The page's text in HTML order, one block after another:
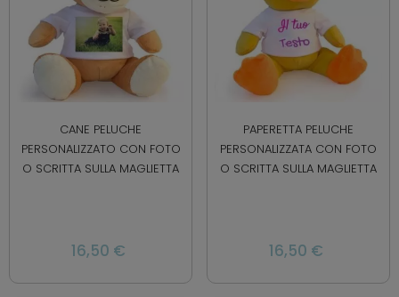
CANE PELUCHE
PERSONALIZZATO CON FOTO
O SCRITTA SULLA MAGLIETTA
16,50 €
PAPERETTA PELUCHE
PERSONALIZZATA CON FOTO
O SCRITTA SULLA MAGLIETTA
16,50 €